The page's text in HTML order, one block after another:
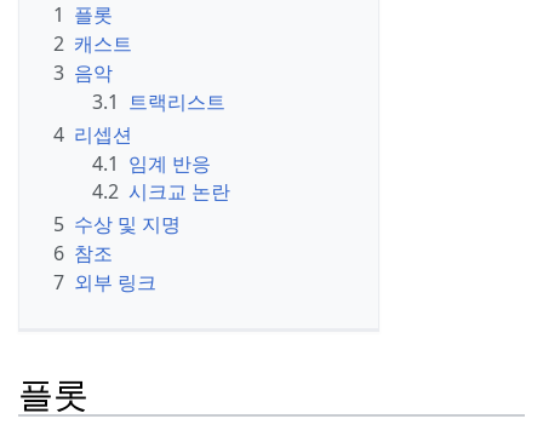
1 플롯
2 캐스트
3 음악
3.1 트랙리스트
4 리셉션
4.1 임계 반응
4.2 시크교 논란
5 수상 및 지명
6 참조
7 외부 링크
플롯